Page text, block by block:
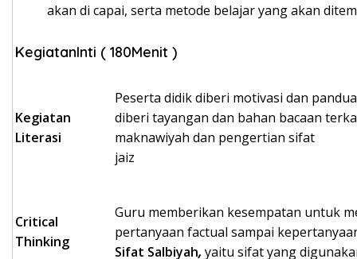
akan di capai, serta metode belajar yang akan
KegiatanInti ( 180Menit )
Kegiatan
Literasi
Peserta didik diberi motivasi dan
diberi tayangan dan bahan bacaan
maknawiyah dan pengertian sifat
Critical
Thinking
Guru memberikan kesempatan untuk
pertanyaan factual sampai
Sifat Salbiyah, yaitu sifat yang